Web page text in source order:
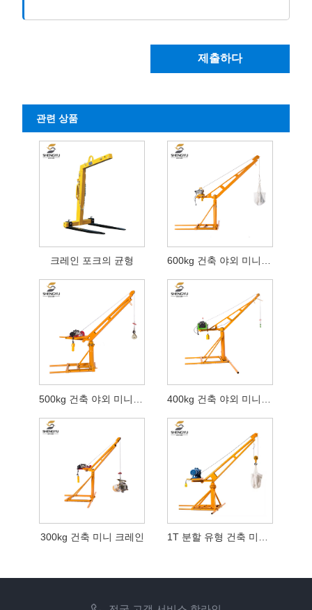
제출하다
관련 상품
크레인 포크의 균형
300kg 건축 미니 크레인 1T 분할 유형 건축 미니 크레인